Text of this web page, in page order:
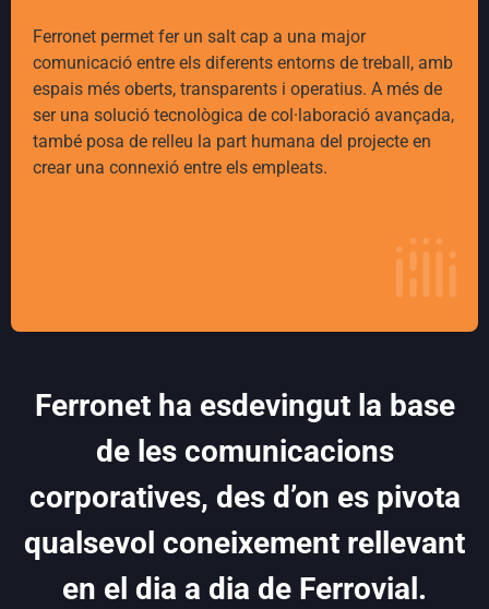
Ferronet permet fer un salt cap a una major
comunicació entre els diferents entorns de treball, amb
espais més oberts, transparents i operatius. A més de
ser una solució tecnològica de col·laboració avançada,
també posa de relleu la part humana del projecte en
crear una connexió entre els empleats.
Ferronet ha esdevingut la base
de les comunicacions
corporatives, des d’on es pivota
qualsevol coneixement rellevant
en el dia a dia de Ferrovial.